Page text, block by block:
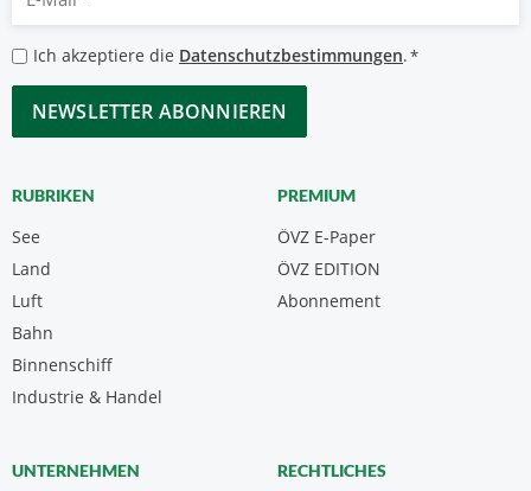
Mail
*
Datenschutzbestimmungen
*
Ich akzeptiere die Datenschutzbestimmungen.*
CAPTCHA
RUBRIKEN
See
Land
Luft
Bahn
Binnenschiff
Industrie & Handel
PREMIUM
ÖVZ E-Paper
Abonnement
ÖVZ EDITION
UNTERNEHMEN RECHTLICHES